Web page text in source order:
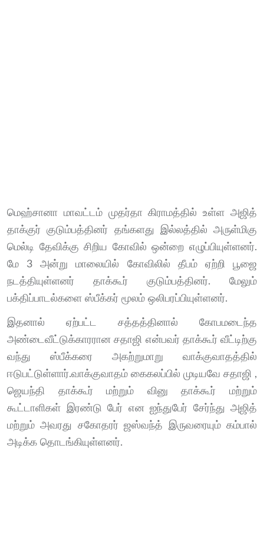
மெஹ்சானா மாவட்டம் முதர்தா கிராமத்தில் உள்ள அஜித்
தாக்குர் குடும்பத்தினர் தங்களது இல்லத்தில் அருள்மிகு
மெல்டி தேவிக்கு சிறிய கோவில் ஒன்றை எழுப்பியுள்ளனர்.
மே 3 அன்று மாலையில் கோவிலில் தீபம் ஏற்றி பூஜை
நடத்தியுள்ளனர் தாக்கூர் குடும்பத்தினர். மேலும்
பக்திப்பாடல்களை ஸ்பீக்கர் மூலம் ஒலிபரப்பியுள்ளனர்.
இதனால் ஏற்பட்ட சத்தத்தினால் கோபமடைந்த
அண்டைவீட்டுக்காரரான சதாஜி என்பவர் தாக்கூர் வீட்டிற்கு
வந்து ஸ்பீக்கரை அகற்றுமாறு வாக்குவாதத்தில்
ஈடுபட்டுள்ளார்.வாக்குவாதம் கைகலப்பில் முடியவே சதாஜி ,
ஜெயந்தி தாக்கூர் மற்றும் வினு தாக்கூர் மற்றும்
கூட்டாளிகள் இரண்டு பேர் என ஐந்துபேர் சேர்ந்து அஜித்
மற்றும் அவரது சகோதரர் ஜஸ்வந்த் இருவரையும் கம்பால்
அடிக்க தொடங்கியுள்ளனர்.